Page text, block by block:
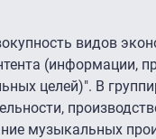
видов
(информации,
целей)". В
музыкальных